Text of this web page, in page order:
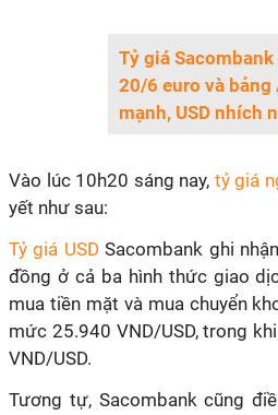
Tỷ giá
20/6 euro và bảng
mạnh, USD nhích
Vào lúc 10h20 sáng nay, tỷ giá
yết như sau:
Tỷ giá USDSacombank ghi
đồng ở cả ba hình thức giao
mua tiền mặt và mua chuyển
mức 25.940 VND/USD, trong
VND/USD.
Tương tự, Sacombank cũng